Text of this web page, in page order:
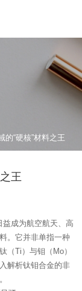
的“硬核”材料之王
王
成为航空航天、高
。它并非单指一种
（Ti）与钼（Mo）
解析钛钼合金的非